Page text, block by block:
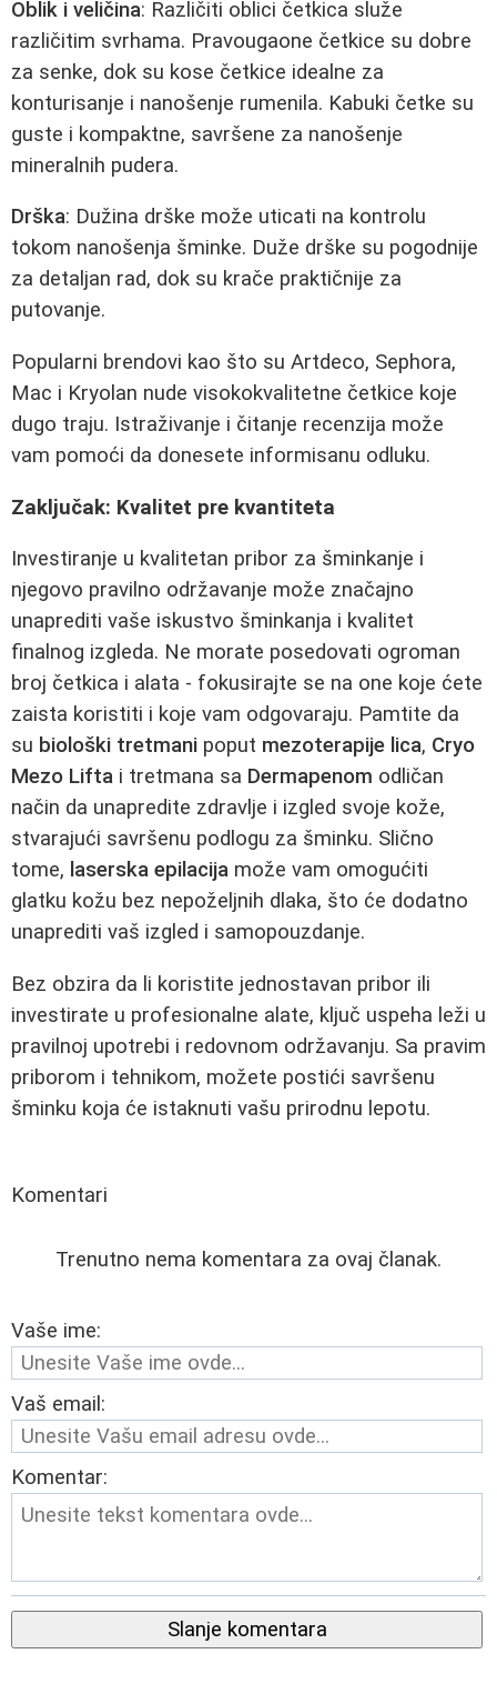
Oblik i veličina: Različiti oblici četkica služe
različitim svrhama. Pravougaone četkice su dobre
za senke, dok su kose četkice idealne za
konturisanje i nanošenje rumenila. Kabuki četke su
guste i kompaktne, savršene za nanošenje
mineralnih pudera.
Drška: Dužina drške može uticati na kontrolu
tokom nanošenja šminke. Duže drške su pogodnije
za detaljan rad, dok su krače praktičnije za
putovanje.
Popularni brendovi kao što su Artdeco, Sephora,
Mac i Kryolan nude visokokvalitetne četkice koje
dugo traju. Istraživanje i čitanje recenzija može
vam pomoći da donesete informisanu odluku.
Zaključak: Kvalitet pre kvantiteta
Investiranje u kvalitetan pribor za šminkanje i
njegovo pravilno održavanje može značajno
unaprediti vaše iskustvo šminkanja i kvalitet
finalnog izgleda. Ne morate posedovati ogroman
broj četkica i alata - fokusirajte se na one koje ćete
zaista koristiti i koje vam odgovaraju. Pamtite da
su biološki tretmani poput mezoterapije lica, Cryo
Mezo Lifta i tretmana sa Dermapenom odličan
način da unapredite zdravlje i izgled svoje kože,
stvarajući savršenu podlogu za šminku. Slično
tome, laserska epilacija može vam omogućiti
glatku kožu bez nepoželjnih dlaka, što će dodatno
unaprediti vaš izgled i samopouzdanje.
Bez obzira da li koristite jednostavan pribor ili
investirate u profesionalne alate, ključ uspeha leži u
pravilnoj upotrebi i redovnom održavanju. Sa pravim
priborom i tehnikom, možete postići savršenu
šminku koja će istaknuti vašu prirodnu lepotu.
Komentari
Trenutno nema komentara za ovaj članak.
Vaše ime:
Vaš email:
Komentar:
Slanje komentara